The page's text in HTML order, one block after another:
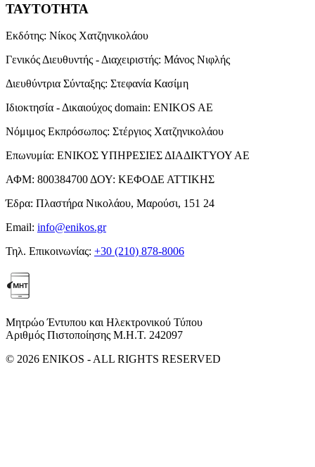
ΤΑΥΤΟΤΗΤΑ
Εκδότης: Νίκος Χατζηνικολάου
Γενικός Διευθυντής - Διαχειριστής: Μάνος Νιφλής
Διευθύντρια Σύνταξης: Στεφανία Κασίμη
Ιδιοκτησία - Δικαιούχος domain: ENIKOS AE
Νόμιμος Εκπρόσωπος: Στέργιος Χατζηνικολάου
Επωνυμία: ΕΝΙΚΟΣ ΥΠΗΡΕΣΙΕΣ ΔΙΑΔΙΚΤΥΟΥ ΑΕ
ΑΦΜ: 800384700 ΔΟΥ: ΚΕΦΟΔΕ ΑΤΤΙΚΗΣ
Έδρα: Πλαστήρα Νικολάου, Μαρούσι, 151 24
Email: info@enikos.gr
Τηλ. Επικοινωνίας: +30 (210) 878-8006
Μητρώο Έντυπου και Ηλεκτρονικού Τύπου
Αριθμός Πιστοποίησης Μ.Η.Τ. 242097
© 2026 ENIKOS - ALL RIGHTS RESERVED